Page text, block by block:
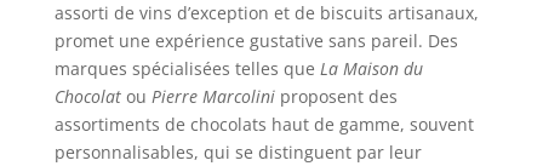
assorti de vins d’exception et de biscuits artisanaux,
promet une expérience gustative sans pareil. Des
marques spécialisées telles que La Maison du
Chocolatou Pierre Marcoliniproposent des
assortiments de chocolats haut de gamme, souvent
personnalisables, qui se distinguent par leur